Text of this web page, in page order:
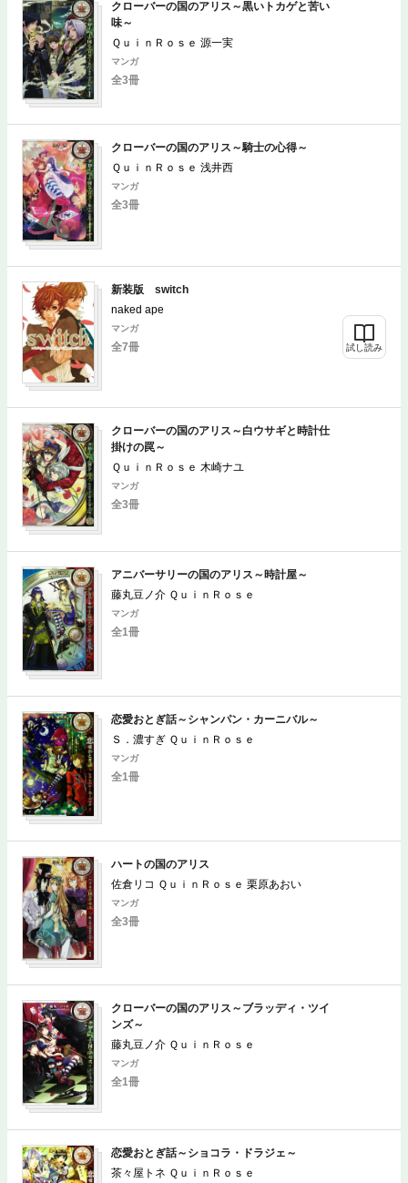
クローバーの国のアリス～黒いトカゲと苦い
味～
ＱｕｉｎＲｏｓｅ 源一実
マンガ
全3冊
クローバーの国のアリス～騎士の心得～
ＱｕｉｎＲｏｓｅ 浅井西
マンガ
全3冊
新装版 switch
naked ape
マンガ
全7冊 試し読み
クローバーの国のアリス～白ウサギと時計仕
掛けの罠～
ＱｕｉｎＲｏｓｅ 木崎ナユ
マンガ
全3冊
アニバーサリーの国のアリス～時計屋～
藤丸豆ノ介 ＱｕｉｎＲｏｓｅ
マンガ
全1冊
恋愛おとぎ話～シャンパン・カーニバル～
Ｓ．濃すぎ ＱｕｉｎＲｏｓｅ
マンガ
全1冊
ハートの国のアリス
佐倉リコ ＱｕｉｎＲｏｓｅ 栗原あおい
マンガ
全3冊
クローバーの国のアリス～ブラッディ・ツイ
ンズ～
藤丸豆ノ介 ＱｕｉｎＲｏｓｅ
マンガ
全1冊
恋愛おとぎ話～ショコラ・ドラジェ～
茶々屋トネ ＱｕｉｎＲｏｓｅ